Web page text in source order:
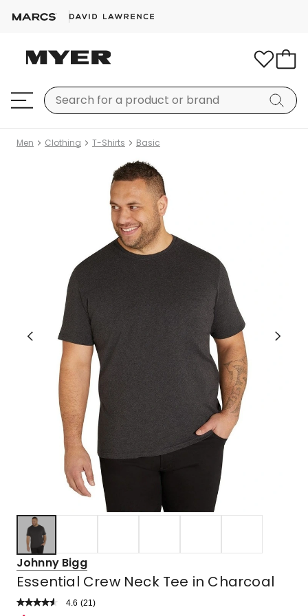
Men Clothing T-Shirts Basic
Johnny Bigg
Essential Crew Neck Tee in Charcoal
4.6 Read
(21 )